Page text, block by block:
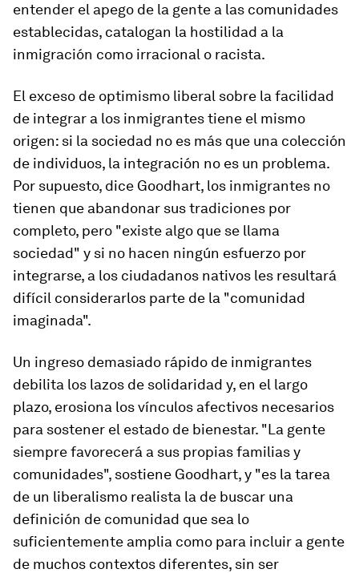
entender el apego de la gente a las comunidades
establecidas, catalogan la hostilidad a la
inmigración como irracional o racista.
El exceso de optimismo liberal sobre la facilidad
de integrar a los inmigrantes tiene el mismo
origen: si la sociedad no es más que una colección
de individuos, la integración no es un problema.
Por supuesto, dice Goodhart, los inmigrantes no
tienen que abandonar sus tradiciones por
completo, pero "existe algo que se llama
sociedad" y si no hacen ningún esfuerzo por
integrarse, a los ciudadanos nativos les resultará
difícil considerarlos parte de la "comunidad
imaginada".
Un ingreso demasiado rápido de inmigrantes
debilita los lazos de solidaridad y, en el largo
plazo, erosiona los vínculos afectivos necesarios
para sostener el estado de bienestar. "La gente
siempre favorecerá a sus propias familias y
comunidades", sostiene Goodhart, y "es la tarea
de un liberalismo realista la de buscar una
definición de comunidad que sea lo
suficientemente amplia como para incluir a gente
de muchos contextos diferentes, sin ser